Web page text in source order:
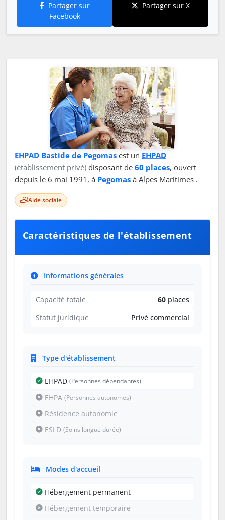
Partager sur
Facebook
Partager sur X
EHPAD Bastide de Pegomas est un EHPAD
(établissement privé) disposant de 60 places, ouvert
depuis le 6 mai 1991, à Pegomas à Alpes Maritimes .
Aide sociale
Caractéristiques de l'établissement
Informations générales
Capacité totale 60 places
Statut juridique
Privé commercial
Type d'établissement
EHPAD (Personnes dépendantes)
EHPA (Personnes autonomes)
Résidence autonomie
ESLD (Soins longue durée)
Modes d'accueil
Hébergement permanent
Hébergement temporaire